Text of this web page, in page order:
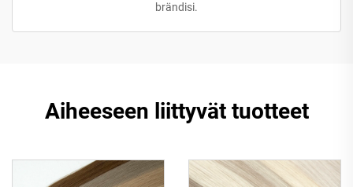
brändisi.
Aiheeseen liittyvät tuotteet